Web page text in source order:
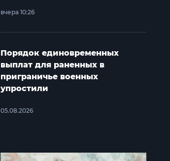
вчера 10:26
Порядок единовременных
выплат для раненных в
приграничье военных
упростили
05.08.2026